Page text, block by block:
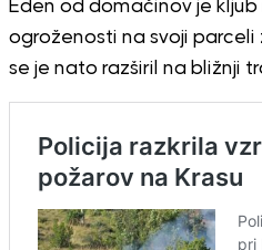
Eden od domačinov je
ogroženosti na svoji parceli
se je nato razširil na bližnji